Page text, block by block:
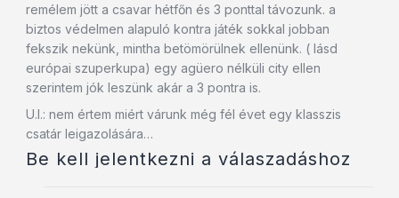
remélem jött a csavar hétfőn és 3 ponttal távozunk. a
biztos védelmen alapuló kontra játék sokkal jobban
fekszik nekünk, mintha betömörülnek ellenünk. ( lásd
európai szuperkupa) egy agüero nélküli city ellen
szerintem jók leszünk akár a 3 pontra is.
U.I.: nem értem miért várunk még fél évet egy klasszis
csatár leigazolására…
Be kell jelentkezni a válaszadáshoz